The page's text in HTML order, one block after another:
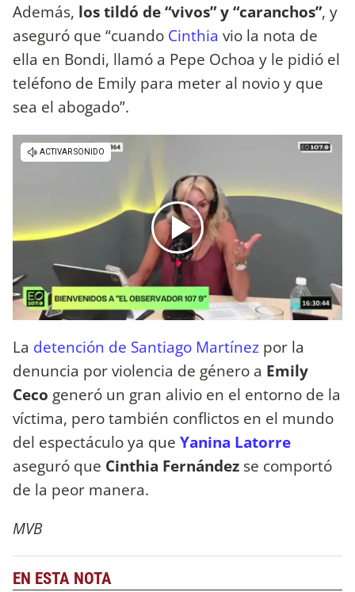
Además, los tildó de “vivos” y “caranchos”, y
aseguró que “cuando Cinthia vio la nota de
ella en Bondi, llamó a Pepe Ochoa y le pidió el
teléfono de Emily para meter al novio y que
sea el abogado”.
La detención de Santiago Martínez por la
denuncia por violencia de género a Emily
Ceco generó un gran alivio en el entorno de la
víctima, pero también conflictos en el mundo
del espectáculo ya que Yanina Latorre
aseguró que Cinthia Fernández se comportó
de la peor manera.
MVB
EN ESTA NOTA